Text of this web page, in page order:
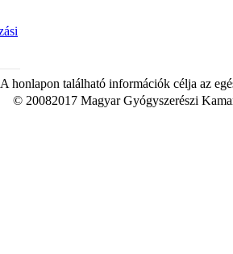
A honlapon található információk célja az
© 20082017 Magyar Gyógyszerészi